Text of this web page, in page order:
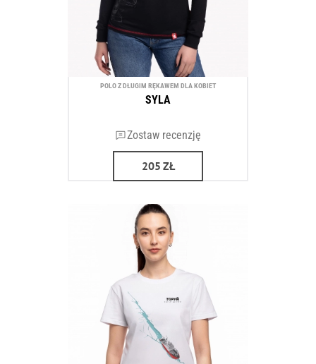
POLO Z DŁUGIM RĘKAWEM DLA KOBIET
SYLA
Zostaw recenzję
205 ZŁ